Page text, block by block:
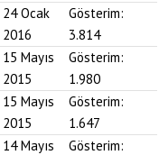
24 Ocak
2016
Gösterim:
3.814
15 Mayıs
2015
Gösterim:
1.980
15 Mayıs
2015
Gösterim:
1.647
14 Mayıs
Gösterim: